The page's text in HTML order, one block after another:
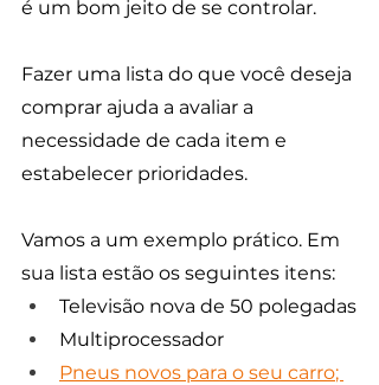
é um bom jeito de se controlar.
Fazer uma lista do que você deseja
comprar ajuda a avaliar a
necessidade de cada item e
estabelecer prioridades.
Vamos a um exemplo prático. Em
sua lista estão os seguintes itens:
Televisão nova de 50 polegadas
Multiprocessador
Pneus novos para o seu carro;